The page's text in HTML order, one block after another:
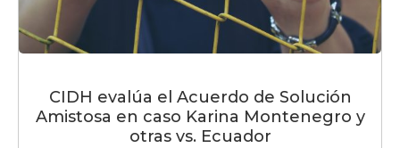
CIDH evalúa el Acuerdo de Solución
Amistosa en caso Karina Montenegro y
otras vs. Ecuador